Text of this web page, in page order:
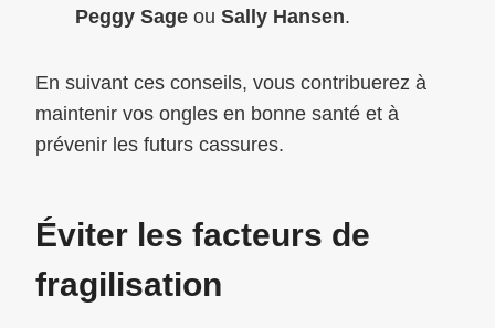
Peggy Sage ou Sally Hansen.
En suivant ces conseils, vous contribuerez à
maintenir vos ongles en bonne santé et à
prévenir les futurs cassures.
Éviter les facteurs de
fragilisation